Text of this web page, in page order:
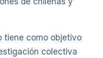
tiene como objetivo
colectiva